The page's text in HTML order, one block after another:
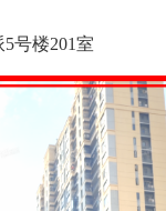
号楼201室